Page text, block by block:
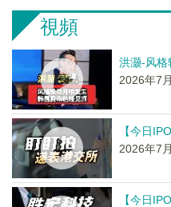
視頻
洪灏-风格
2026年7
【今日
2026年7
【今日